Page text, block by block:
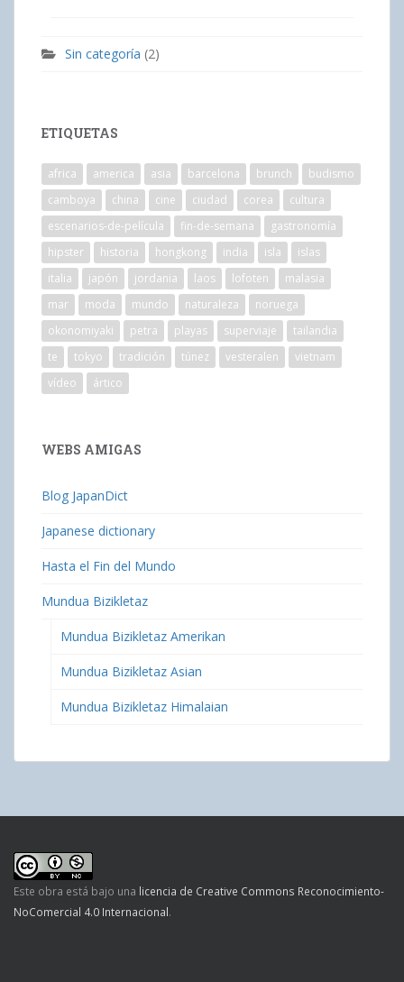
Sin categoría (2)
ETIQUETAS
africa america asia barcelona brunch
budismo
camboya
china cine ciudad corea
cultura
escenarios-de-película
fin-de-semana
gastronomía
hipster
historia hongkong india isla
islas
italia
japón jordania laos lofoten
malasia
mar
moda mundo naturaleza
noruega
okonomiyaki
petra playas superviaje
tailandia
te
tokyo tradición túnez vesteralen
vietnam
vídeo
ártico
WEBS AMIGAS
Blog JapanDict
Japanese dictionary
Hasta el Fin del Mundo
Mundua Bizikletaz
Mundua Bizikletaz Amerikan
Mundua Bizikletaz Asian
Mundua Bizikletaz Himalaian
Este obra está bajo una licencia de Creative Commons Reconocimiento-
NoComercial 4.0 Internacional.